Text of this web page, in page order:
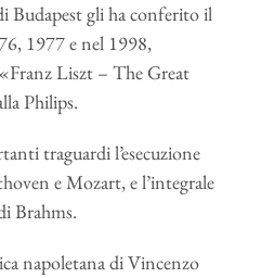
Budapest gli ha conferito il
1977 e nel 1998,
Liszt – The Great
Philips.
traguardi l’esecuzione
e Mozart, e l’integrale
Brahms.
napoletana di Vincenzo